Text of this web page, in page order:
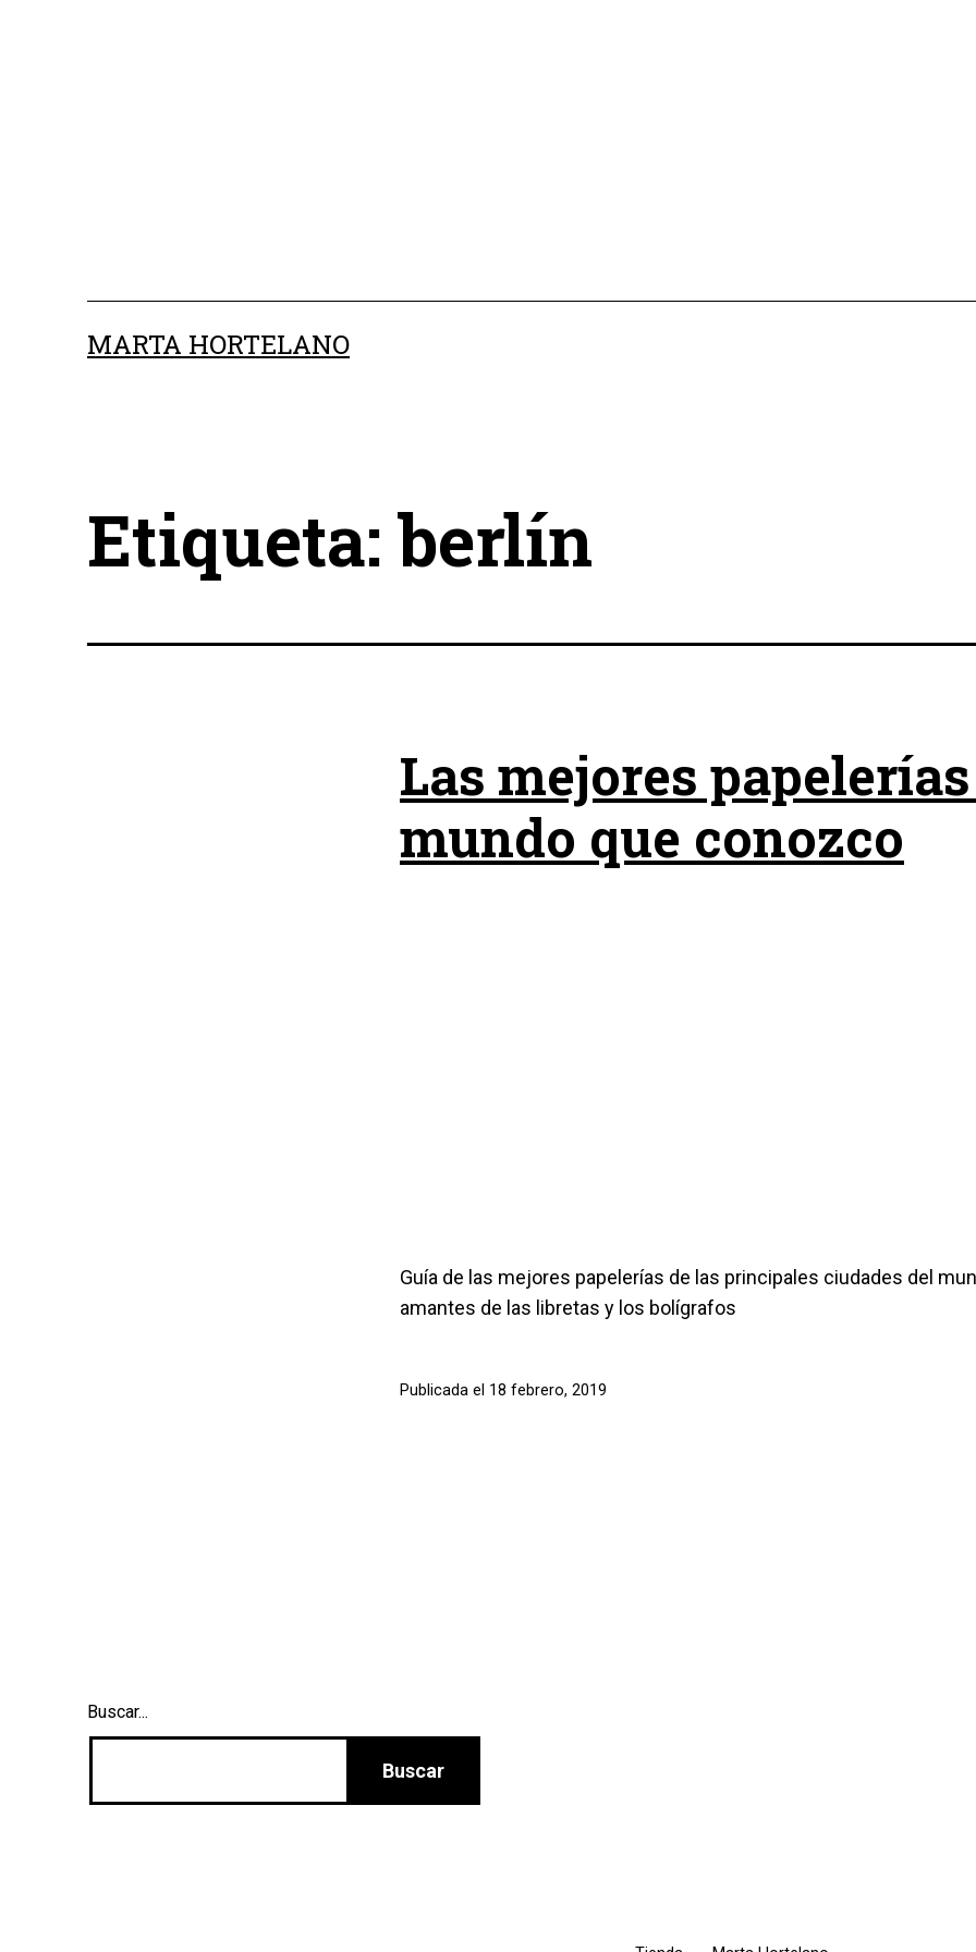
MARTA HORTELANO
Etiqueta: berlín
Las mejores
mundo que conozco
Guía de las mejores papelerías de las principales ciudades del
amantes de las libretas y los bolígrafos
Publicada el 18 febrero, 2019
Buscar...